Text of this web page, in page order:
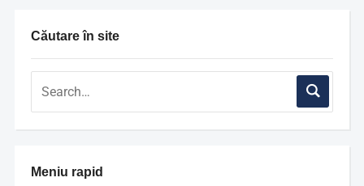
Căutare în site
Meniu rapid